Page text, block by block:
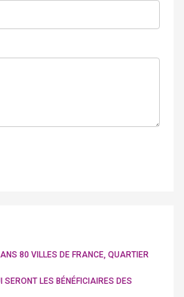
80 VILLES DE FRANCE, QUARTIER
SERONT LES BÉNÉFICIAIRES DES